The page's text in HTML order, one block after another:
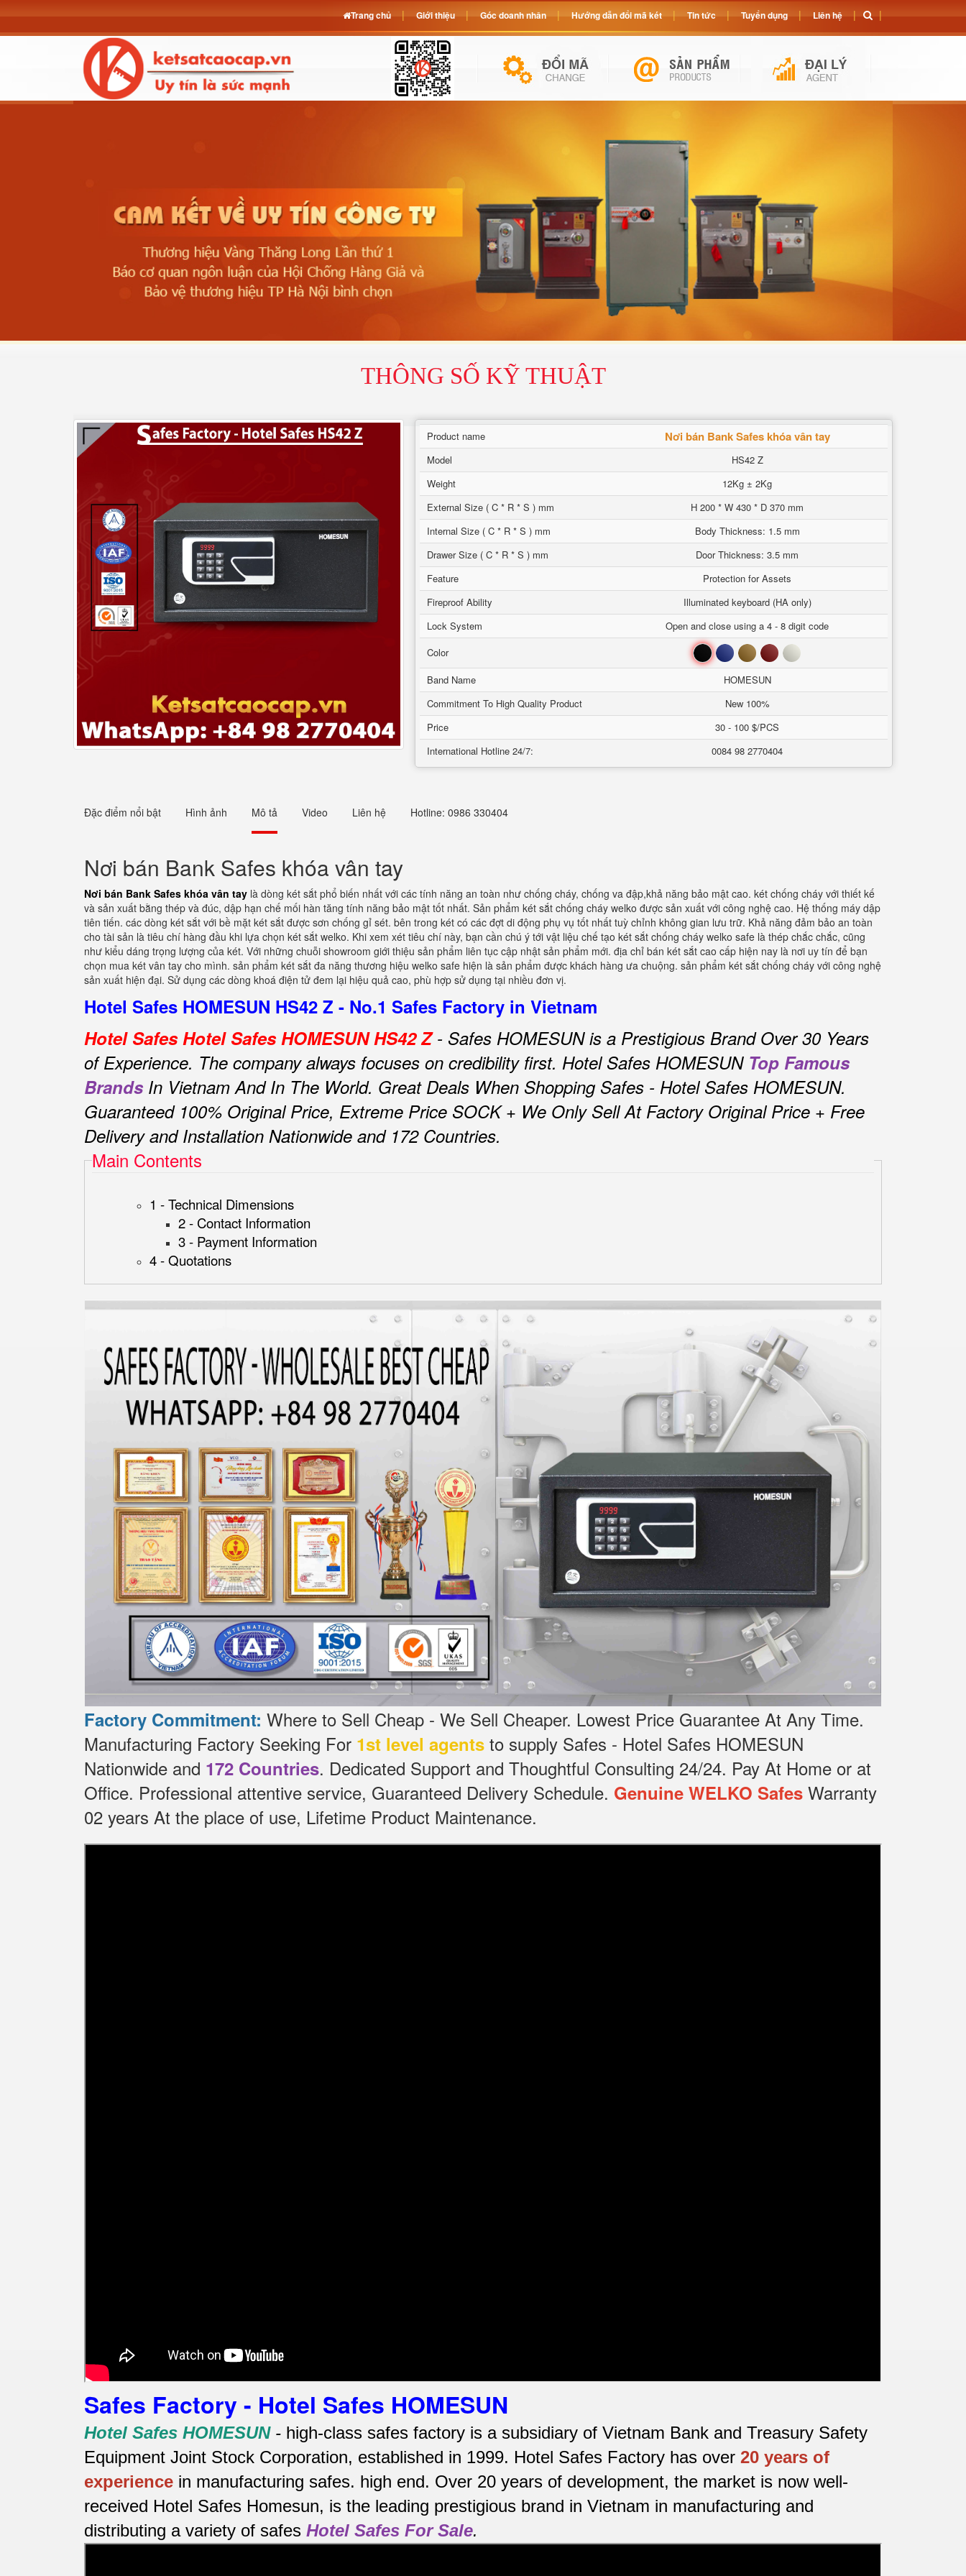
THÔNG SỐ KỸ THUẬT
Product name Nơi bán Bank Safes khóa vân tay
Model
HS42 Z
Weight
12Kg ± 2Kg
External Size ( C * R * S ) mm
H 200 * W 430 * D 370 mm
Internal Size ( C * R * S ) mm
Body Thickness: 1.5 mm
Drawer Size ( C * R * S ) mm
Door Thickness: 3.5 mm
Feature
Protection for Assets
Fireproof Ability
Illuminated keyboard (HA only)
Lock System
Open and close using a 4 - 8 digit code
Color
BlackBlue BrownRed White
Band Name
HOMESUN
Commitment To High Quality Product
New 100%
Price
30 - 100 $/PCS
International Hotline 24/7:
0084 98 2770404
Đặc điểm nổi bật Hình ảnh Mô tả Video Liên hệ Hotline: 0986 330404
Nơi bán Bank Safes khóa vân tay
Nơi bán Bank Safes khóa vân tay là dòng két sắt phổ biến nhất với các tính năng an toàn như chống cháy, chống va đập,khả năng bảo mật cao. két chống cháy với thiết kế
và sản xuất bằng thép và đúc, dập hạn chế mối hàn tăng tính năng bảo mật tốt nhất. Sản phẩm két sắt chống cháy welko được sản xuất với công nghệ cao. Hệ thống máy dập
tiên tiến. các dòng két sắt với bề mặt két sắt được sơn chống gỉ sét. bên trong két có các đợt di động phụ vụ tốt nhất tuỳ chỉnh không gian lưu trữ. Khả năng đảm bảo an toàn
cho tài sản là tiêu chí hàng đầu khi lựa chọn két sắt welko. Khi xem xét tiêu chí này, bạn cần chú ý tới vật liệu chế tạo két sắt chống cháy welko safe là thép chắc chắc, cũng
như kiểu dáng trọng lượng của két. Với những chuỗi showroom giới thiệu sản phẩm liên tục cập nhật sản phẩm mới. địa chỉ bán két sắt cao cấp hiện nay là nơi uy tín để bạn
chọn mua két vân tay cho mình. sản phẩm két sắt đa năng thương hiệu welko safe hiện là sản phẩm được khách hàng ưa chuộng. sản phẩm két sắt chống cháy với công nghệ
sản xuất hiện đại. Sử dụng các dòng khoá điện tử đem lại hiệu quả cao, phù hợp sử dụng tại nhiều đơn vị.
Hotel Safes HOMESUN HS42 Z - No.1 Safes Factory in Vietnam
Hotel Safes Hotel Safes HOMESUN HS42 Z- Safes HOMESUN is a Prestigious Brand Over 30 Years
of Experience. The company always focuses on credibility first. Hotel Safes HOMESUN Top Famous
Brands In Vietnam And In The World. Great Deals When Shopping Safes - Hotel Safes HOMESUN.
Guaranteed 100% Original Price, Extreme Price SOCK + We Only Sell At Factory Original Price + Free
Delivery and Installation Nationwide and 172 Countries.
Main Contents
1 - Technical Dimensions
2 - Contact Information
3 - Payment Information
4 - Quotations
Factory Commitment: Where to Sell Cheap - We Sell Cheaper. Lowest Price Guarantee At Any Time.
Manufacturing Factory Seeking For 1st level agents to supply Safes - Hotel Safes HOMESUN
Nationwide and 172 Countries. Dedicated Support and Thoughtful Consulting 24/24. Pay At Home or at
Office. Professional attentive service, Guaranteed Delivery Schedule. Genuine WELKO Safes Warranty
02 years At the place of use, Lifetime Product Maintenance.
Safes Factory - Hotel Safes HOMESUN
Hotel Safes HOMESUN- high-class safes factory is a subsidiary of Vietnam Bank and Treasury Safety
Equipment Joint Stock Corporation, established in 1999. Hotel Safes Factory has over 20 years of
experience in manufacturing safes. high end. Over 20 years of development, the market is now well-
received Hotel Safes Homesun, is the leading prestigious brand in Vietnam in manufacturing and
distributing a variety of safes Hotel Safes For Sale.
Trang chủ Giới thiệu Góc doanh nhân Hướng dẫn đổi mã két Tin tức Tuyển dụng Liên hệ